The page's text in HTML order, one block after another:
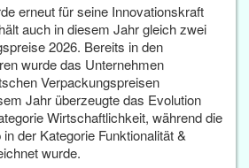
erneut für seine Innovationskraft
auch in diesem Jahr gleich zwei
2026. Bereits in den
wurde das Unternehmen
Verpackungspreisen
Jahr überzeugte das Evolution
Wirtschaftlichkeit, während die
der Kategorie Funktionalität &
wurde.